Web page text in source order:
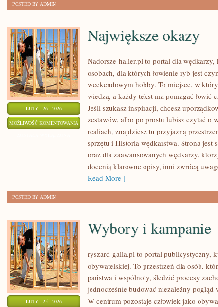
POSTED BY ADMIN
LUTY - 26 - 2026
MOŻLIWOŚĆ KOMENTOWANIA NAJWIĘKSZE
OKAZY
Największe okazy
Nadorsze-haller.pl to portal dla wędkarzy,
osobach, dla których łowienie ryb jest
weekendowym hobby. To miejsce, w
wiedzą, a każdy tekst ma pomagać łowić
Jeśli szukasz inspiracji, chcesz
zestawów, albo po prostu lubisz czytać o
realiach, znajdziesz tu przyjazną
sprzętu i Historia wędkarstwa. Strona jest
oraz dla zaawansowanych wędkarzy,
docenią klarowne opisy, inni zwrócą
Read More ]
POSTED BY ADMIN
LUTY - 25 - 2026
Wybory i kampanie
ryszard-galla.pl to portal publicystyczny,
obywatelskiej. To przestrzeń dla osób,
państwa i wspólnoty, śledzić procesy
jednocześnie budować niezależny
W centrum pozostaje człowiek jako